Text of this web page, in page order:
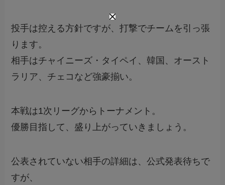
投手は控える方針ですが、打撃でチームを引っ張
ります。
相手はチャイニーズ・タイペイ、韓国、オースト
ラリア、チェコなど強豪揃い。
本戦は1次リーグからトーナメント。
優勝目指して、盛り上がっていきましょう。
公表されていない相手の詳細は、公式発表待ちで
すが、